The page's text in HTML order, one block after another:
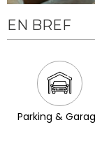
EN BREF
Parking &